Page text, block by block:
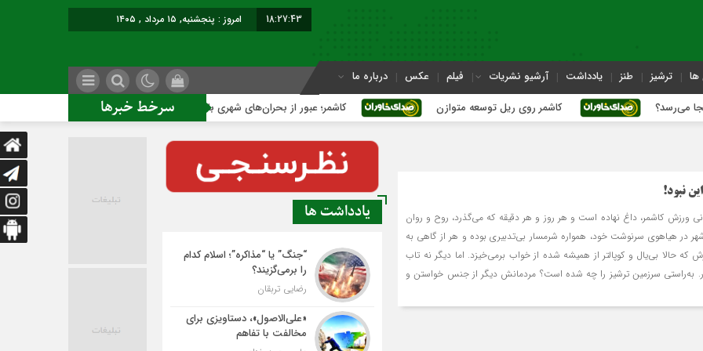
18:27:44 امروز : پنجشنبه, ۱۵ مرداد , ۱۴۰۵
ها ترشیز طنز یادداشت آرشیو نشریات فیلم عکس درباره ما
سرخط خبرها کاشمر روی ریل توسعه متوازن کاشمر؛ عبور از بحران‌های شهری با نقشه راه عملیاتی
نبود!
ورزش کاشمر، داغ نهاده است و هر روز و هر دقیقه که می‌گذرد، روح و روان
در هیاهوی سرنوشت خود، همواره شرمسار بی‌تدبیری بوده و هر از گاهی به
که حالا بی‌یال و کوپال‏تر از همیشه شده از خواب برمی‌خیزد. اما دیگر نه تاب
به‌راستی سرزمین ترشیز را چه شده است؟ مردمانش دیگر از جنس خواستن و
یادداشت ها
“جنگ” یا “مذاکره”؛ اسلام کدام
را برمی‌گزیند؟
رضایی تربقان
«علی‌الاصول»، دستاویزی برای
مخالفت با تفاهم